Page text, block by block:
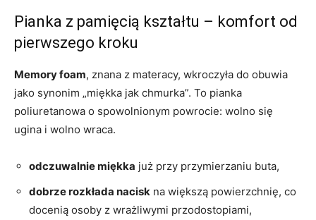
Pianka z pamięcią kształtu – komfort od
pierwszego kroku
Memory foam, znana z materacy, wkroczyła do obuwia
jako synonim „miękka jak chmurka”. To pianka
poliuretanowa o spowolnionym powrocie: wolno się
ugina i wolno wraca.
odczuwalnie miękka już przy przymierzaniu buta,
dobrze rozkłada nacisk na większą powierzchnię, co
docenią osoby z wrażliwymi przodostopiami,